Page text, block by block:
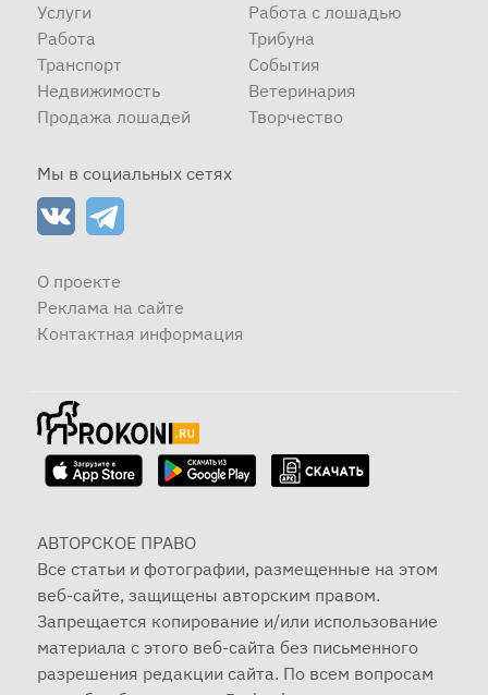
Услуги
Работа
Транспорт
Недвижимость
Продажа лошадей
Работа с лошадью
Трибуна
События
Ветеринария
Творчество
Мы в социальных сетях
О проекте
Реклама на сайте
Контактная информация
АВТОРСКОЕ ПРАВО
Все статьи и фотографии, размещенные на этом
веб-сайте, защищены авторским правом.
Запрещается копирование и/или использование
материала с этого веб-сайта без письменного
разрешения редакции сайта. По всем вопросам